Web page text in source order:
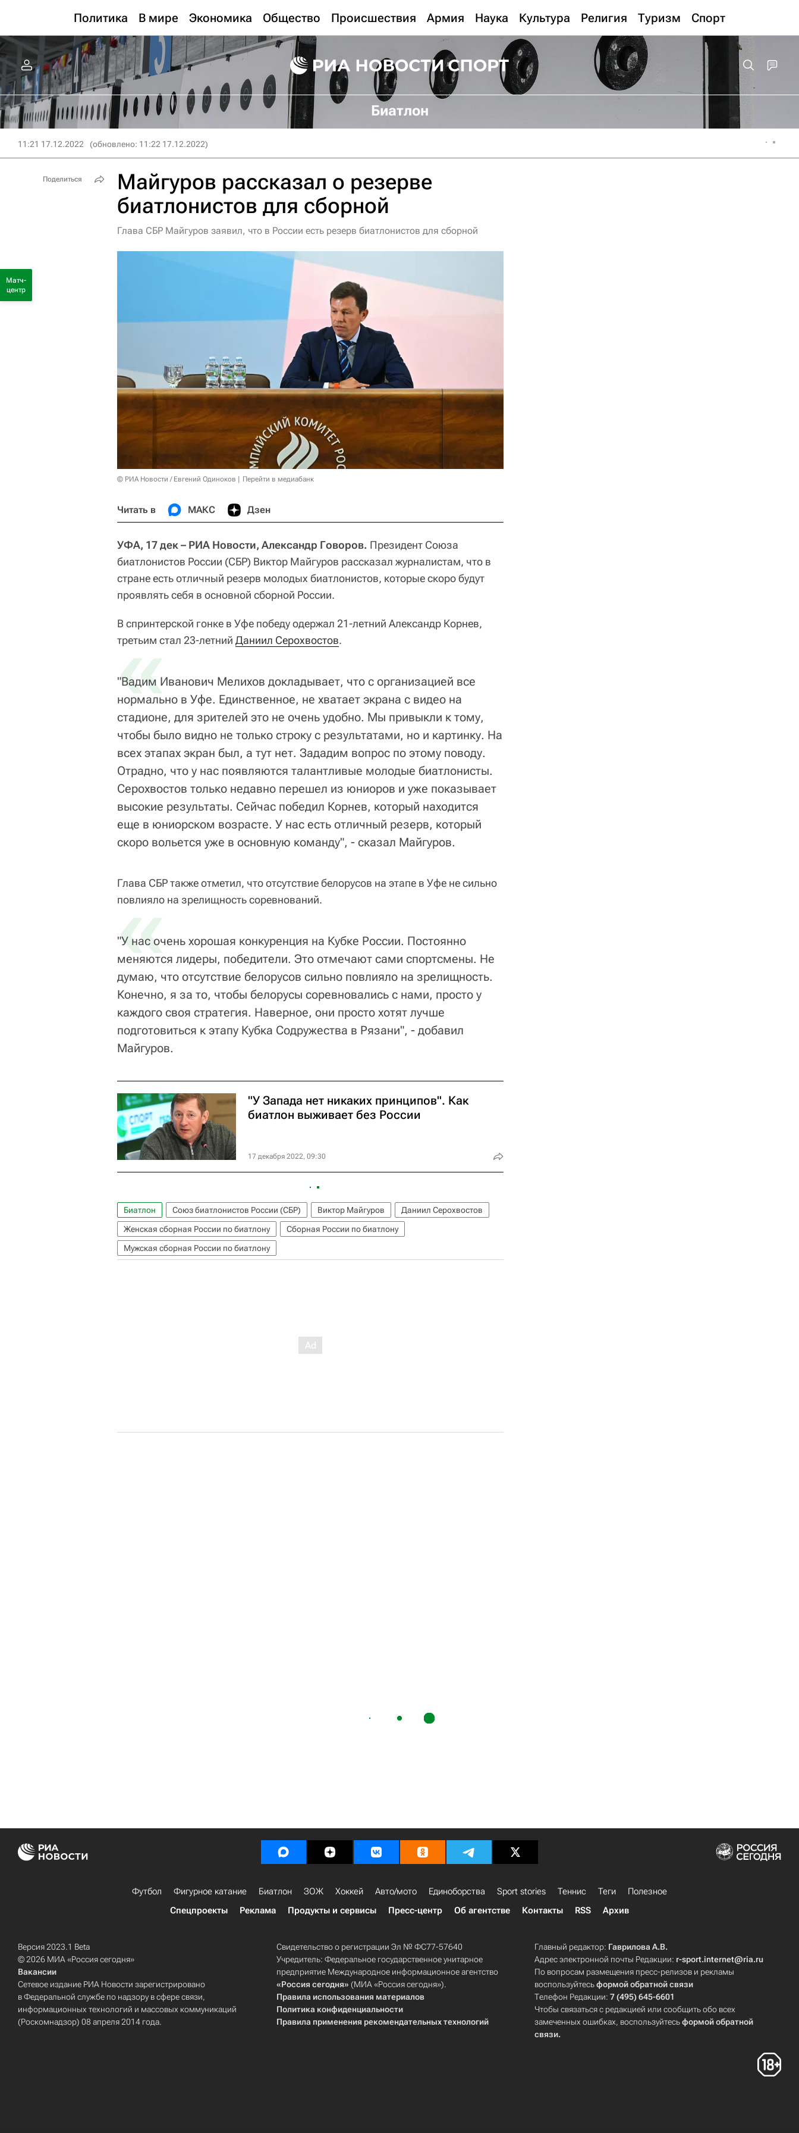
Политика В мире Экономика Общество Происшествия Армия Наука Культура Религия Туризм Спорт
Биатлон
11:21 17.12.2022 (обновлено: 11:22 17.12.2022)
Майгуров рассказал о резерве
биатлонистов для сборной
Глава СБР Майгуров заявил, что в России есть резерв биатлонистов для сборной
© РИА Новости / Евгений Одиноков Перейти в медиабанк
Читать в МАКС Дзен
УФА, 17 дек – РИА Новости, Александр Говоров. Президент Союза
биатлонистов России (СБР) Виктор Майгуров рассказал журналистам, что в
стране есть отличный резерв молодых биатлонистов, которые скоро будут
проявлять себя в основной сборной России.
В спринтерской гонке в Уфе победу одержал 21-летний Александр Корнев,
третьим стал 23-летний Даниил Серохвостов.
«
"Вадим Иванович Мелихов докладывает, что с организацией все
нормально в Уфе. Единственное, не хватает экрана с видео на
стадионе, для зрителей это не очень удобно. Мы привыкли к тому,
чтобы было видно не только строку с результатами, но и картинку. На
всех этапах экран был, а тут нет. Зададим вопрос по этому поводу.
Отрадно, что у нас появляются талантливые молодые биатлонисты.
Серохвостов только недавно перешел из юниоров и уже показывает
высокие результаты. Сейчас победил Корнев, который находится
еще в юниорском возрасте. У нас есть отличный резерв, который
скоро вольется уже в основную команду", - сказал Майгуров.
Глава СБР также отметил, что отсутствие белорусов на этапе в Уфе не сильно
повлияло на зрелищность соревнований.
«
"У нас очень хорошая конкуренция на Кубке России. Постоянно
меняются лидеры, победители. Это отмечают сами спортсмены. Не
думаю, что отсутствие белорусов сильно повлияло на зрелищность.
Конечно, я за то, чтобы белорусы соревновались с нами, просто у
каждого своя стратегия. Наверное, они просто хотят лучше
подготовиться к этапу Кубка Содружества в Рязани", - добавил
Майгуров.
"У Запада нет никаких принципов". Как
биатлон выживает без России
17 декабря 2022, 09:30
Биатлон Союз биатлонистов России (СБР) Виктор Майгуров
Даниил Серохвостов
Женская сборная России по биатлону
Сборная России по биатлону
Мужская сборная России по биатлону
Поделиться
Матч-
центр
Футбол Фигурное катание Биатлон ЗОЖ Хоккей Авто/мото Единоборства Sport stories Теннис Теги
Полезное
Спецпроекты
Реклама Продукты и сервисы Пресс-центр Об агентстве Контакты RSS Архив
Версия 2023.1 Beta
© 2026 МИА «Россия сегодня»
Вакансии
Сетевое издание РИА Новости зарегистрировано
в Федеральной службе по надзору в сфере связи,
информационных технологий и массовых коммуникаций
(Роскомнадзор) 08 апреля 2014 года.
Свидетельство о регистрации Эл № ФС77-57640
Учредитель: Федеральное государственное унитарное
предприятие Международное информационное агентство
«Россия сегодня» (МИА «Россия сегодня»).
Правила использования материалов
Политика конфиденциальности
Правила применения рекомендательных технологий
Главный редактор: Гаврилова А.В.
Адрес электронной почты Редакции: r-sport.internet@ria.ru
По вопросам размещения пресс-релизов и рекламы
воспользуйтесьформой обратной связи
Телефон Редакции:7 (495) 645-6601
Чтобы связаться с редакцией или сообщить обо всех
замеченных ошибках, воспользуйтесьформой обратной
связи.